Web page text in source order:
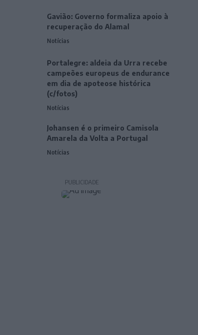
Gavião: Governo formaliza apoio à
recuperação do Alamal
Notícias
Portalegre: aldeia da Urra recebe
campeões europeus de endurance
em dia de apoteose histórica
(c/fotos)
Notícias
Johansen é o primeiro Camisola
Amarela da Volta a Portugal
Notícias
PUBLICIDADE